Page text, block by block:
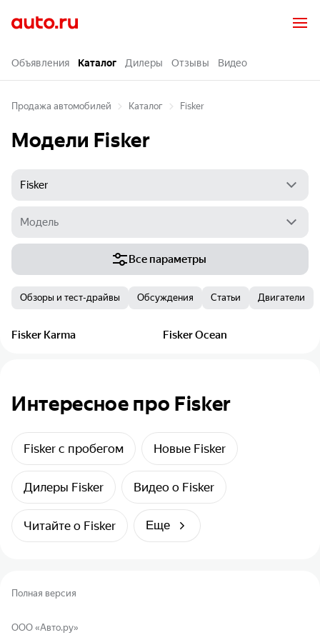
Объявления Каталог Дилеры Отзывы Видео
Продажа автомобилей Каталог Fisker
Модели Fisker
Все параметры
Обзоры и тест-драйвы Обсуждения Статьи Двигатели
Fisker Karma Fisker Ocean
Интересное про Fisker
Fisker с пробегом Новые Fisker
Дилеры Fisker Видео о Fisker
Читайте о Fisker Еще
Полная версия
ООО «Авто.ру»